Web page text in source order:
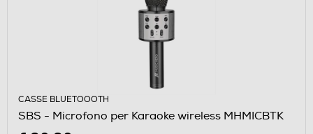
CASSE BLUETOOOTH
SBS - Microfono per Karaoke wireless MHMICBTK